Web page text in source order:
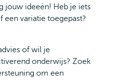
jouw ideeën! Heb je iets
een variatie toegepast?
of wil je
onderwijs? Zoek
om een